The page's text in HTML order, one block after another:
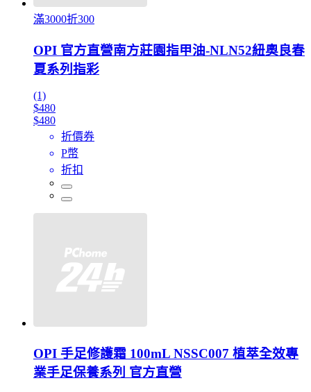
滿3000折300
OPI 官方直營南方莊園指甲油-NLN52紐奧良春
夏系列指彩
(1)
$480
$480
折價券
P幣
折扣
OPI 手足修護霜 100mL NSSC007 植萃全效專
業手足保養系列 官方直營